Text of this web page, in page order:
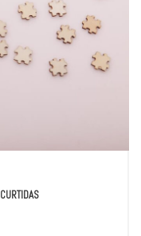
CURTIDAS